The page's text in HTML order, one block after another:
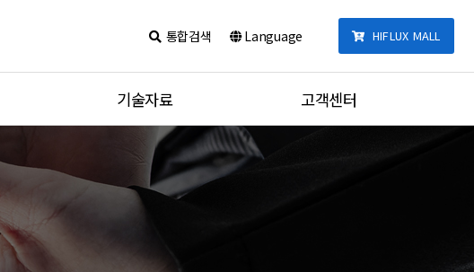
HIFLUX MALL
통합검색 Language
기술자료
제품 체결법
온도별 압력데이터
고객센터
공지사항